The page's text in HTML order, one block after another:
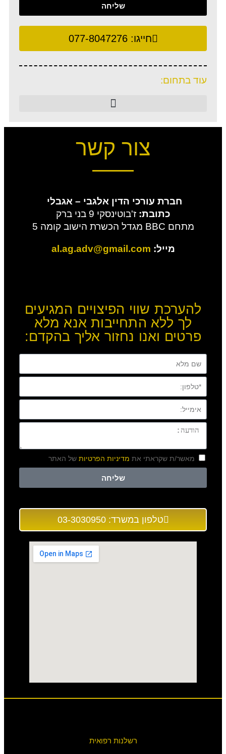
שליחה
חייגו:077-8047276
עוד בתחום:
צור קשר
חברת עורכי הדין אלגבי – אגבלי
כתובת:ז'בוטינסקי 9 בני ברק
מתחם BBC מגדל הכשרת הישוב קומה 5
מייל: al.ag.adv@gmail.com
להערכת שווי הפיצויים המגיעים
לך ללא התחייבות אנא מלא
פרטים ואנו נחזור אליך בהקדם:
מאשר/ת שקראתי את מדיניות הפרטיות של האתר
שליחה
טלפון במשרד: 03-3030950
רשלנות רפואית